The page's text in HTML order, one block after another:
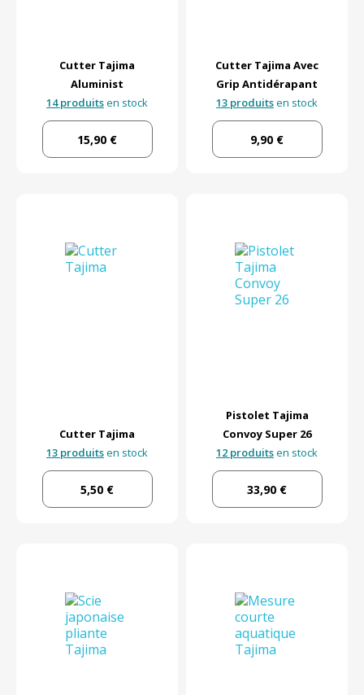
Cutter Tajima
Aluminist
14 produitsen stock
15,90 €
Cutter Tajima Avec
Grip Antidérapant
13 produitsen stock
9,90 €
Cutter Tajima
13 produitsen stock
5,50 €
Pistolet Tajima
Convoy Super 26
12 produitsen stock
33,90 €